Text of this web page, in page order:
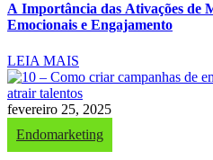
A Importância das Ativações de
Emocionais e Engajamento
LEIA MAIS
fevereiro 25, 2025
Endomarketing